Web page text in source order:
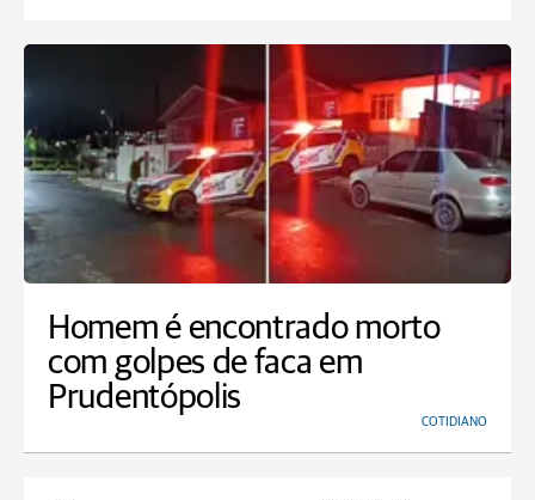
Homem é encontrado morto
com golpes de faca em
Prudentópolis
COTIDIANO